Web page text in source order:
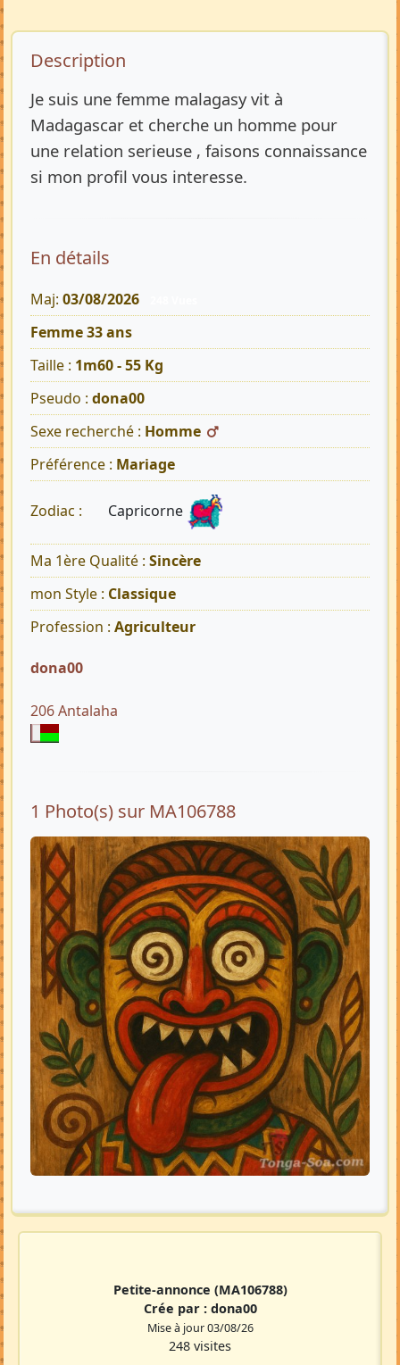
Description de l’annonce
Description
Je suis une femme malagasy vit à
Madagascar et cherche un homme pour
une relation serieuse , faisons connaissance
si mon profil vous interesse.
En détails
Maj: 03/08/2026
Femme 33 ans
Taille : 1m60 - 55 Kg
Pseudo : dona00
Sexe recherché : Homme
Préférence : Mariage
Zodiac : Capricorne
Ma 1ère Qualité : Sincère
mon Style : Classique
Profession : Agriculteur
dona00
206 Antalaha
1 Photo(s) sur MA106788
Petite-annonce (MA106788)
Crée par : dona00
Mise à jour 03/08/26
248 visites